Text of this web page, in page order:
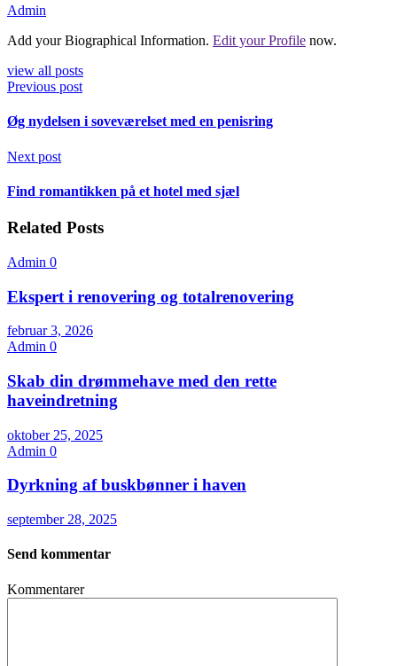
Admin
Add your Biographical Information. Edit your Profile now.
view all posts
Previous post
Øg nydelsen i soveværelset med en penisring
Next post
Find romantikken på et hotel med sjæl
Related Posts
Admin 0
Ekspert i renovering og totalrenovering
februar 3, 2026
Admin 0
Skab din drømmehave med den rette
haveindretning
oktober 25, 2025
Admin 0
Dyrkning af buskbønner i haven
september 28, 2025
Send kommentar
Kommentarer